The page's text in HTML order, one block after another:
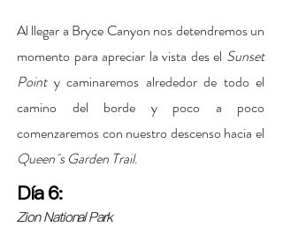
Al llegar a Bryce Canyon nos detendremos un
momento para apreciar la vista des el Sunset
Pointy caminaremos alrededor de todo el
camino del borde y poco a poco
comenzaremos con nuestro descenso hacia el
Queen´s Garden Trail.
Día 6:
Zion National Park